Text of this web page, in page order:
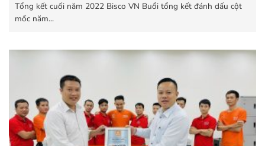
Tổng kết cuối năm 2022 Bisco VN Buổi tổng kết đánh dấu cột
mốc năm...